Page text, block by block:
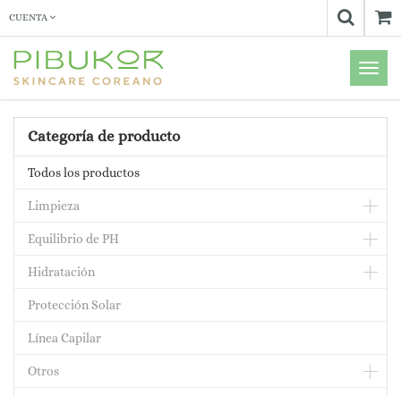
CUENTA
Menú
de
Categoría de producto
Todos los productos
Limpieza
Equilibrio de PH
Hidratación
Protección Solar
Línea Capilar
Otros